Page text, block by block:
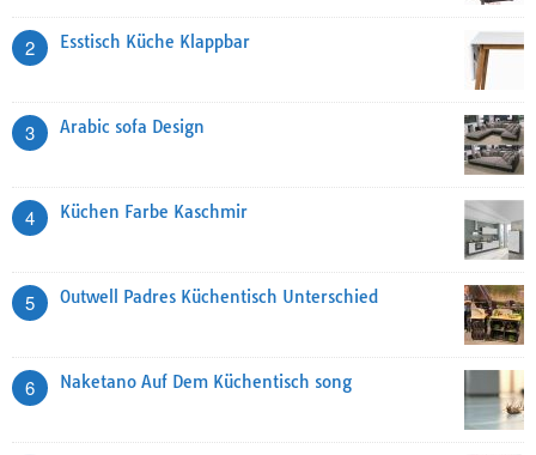
2 Esstisch Küche Klappbar
3 Arabic sofa Design
4 Küchen Farbe Kaschmir
5 Outwell Padres Küchentisch Unterschied
6 Naketano Auf Dem Küchentisch song